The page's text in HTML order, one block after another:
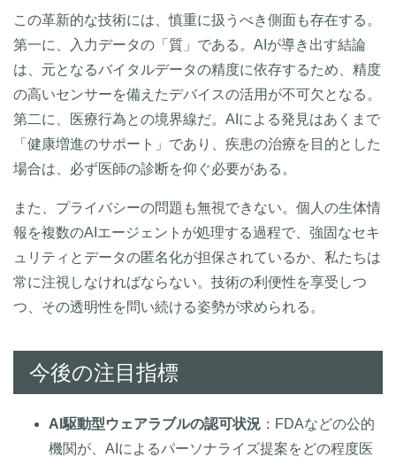
この革新的な技術には、慎重に扱うべき側面も存在する。
第一に、入力データの「質」である。AIが導き出す結論
は、元となるバイタルデータの精度に依存するため、精度
の高いセンサーを備えたデバイスの活用が不可欠となる。
第二に、医療行為との境界線だ。AIによる発見はあくまで
「健康増進のサポート」であり、疾患の治療を目的とした
場合は、必ず医師の診断を仰ぐ必要がある。
また、プライバシーの問題も無視できない。個人の生体情
報を複数のAIエージェントが処理する過程で、強固なセキ
ュリティとデータの匿名化が担保されているか、私たちは
常に注視しなければならない。技術の利便性を享受しつ
つ、その透明性を問い続ける姿勢が求められる。
今後の注目指標
AI駆動型ウェアラブルの認可状況 ：FDAなどの公的
機関が、AIによるパーソナライズ提案をどの程度医